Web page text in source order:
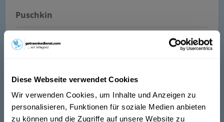
Diese Webseite verwendet Cookies
Wir verwenden Cookies, um Inhalte und Anzeigen zu
personalisieren, Funktionen für soziale Medien anbieten
zu können und die Zugriffe auf unsere Website zu
Puschkin
Lass dir die Getränke von Puschkin nach
Hause oder ins Büro liefern.